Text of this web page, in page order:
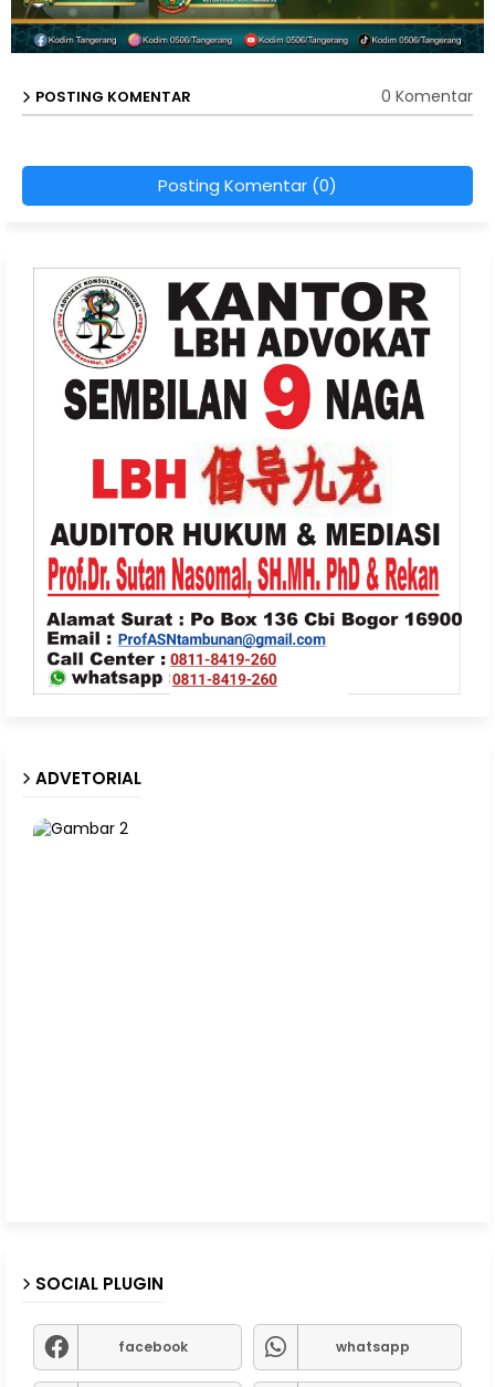
POSTING KOMENTAR 0 Komentar
Posting Komentar (0)
ADVETORIAL
SOCIAL PLUGIN
facebook whatsapp